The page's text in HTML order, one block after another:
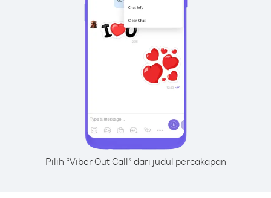
Pilih “Viber Out Call” dari judul percakapan